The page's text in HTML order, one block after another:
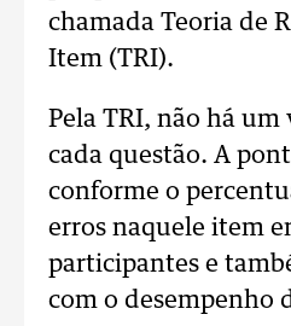
chamada Teoria de
Item (TRI).
Pela TRI, não há
cada questão. A
conforme o
erros naquele item
participantes e
com o desempenho